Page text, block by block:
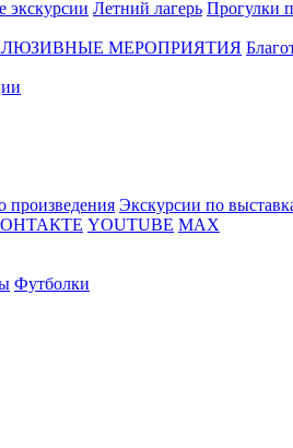
экскурсии Летний лагерь Прогулки
МЕРОПРИЯТИЯ
произведения Экскурсии по
YOUTUBE MAX
Футболки